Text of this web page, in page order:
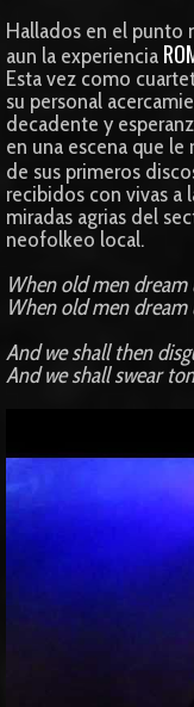
Hallados en el punto
aun la experiencia
Esta vez como
su personal
decadente y
en una escena que le
de sus primeros
recibidos con vivas a
miradas agrias del
neofolkeo local.
When old men
When old men
And we shall then
And we shall swear